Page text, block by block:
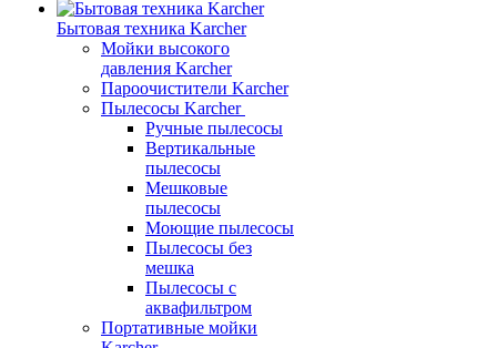
Бытовая техника Karcher
Мойки высокого
давления Karcher
Пароочистители Karcher
Пылесосы Karcher
Ручные пылесосы
Вертикальные
пылесосы
Мешковые
пылесосы
Моющие пылесосы
Пылесосы без
мешка
Пылесосы с
аквафильтром
Портативные мойки